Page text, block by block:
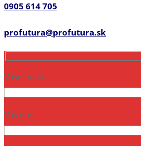
0905 614 705
profutura@profutura.sk
Vaše meno
Váš email